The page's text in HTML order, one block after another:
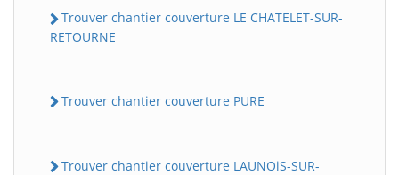
Trouver chantier couverture LE CHATELET-SUR-
RETOURNE
Trouver chantier couverture PURE
Trouver chantier couverture LAUNOiS-SUR-